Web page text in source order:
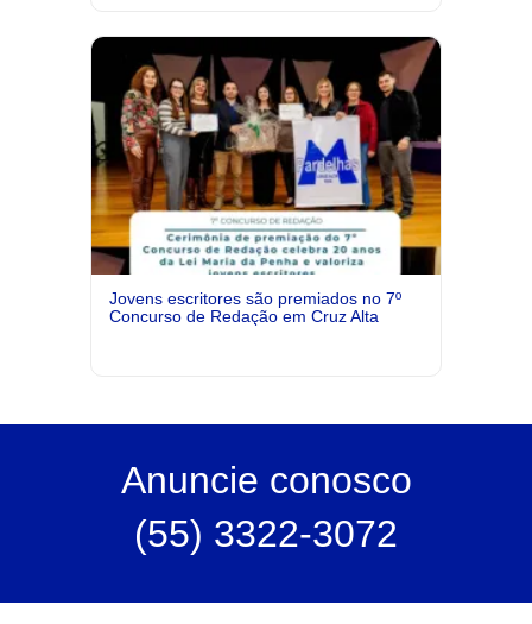
Jovens escritores são premiados no 7º
Concurso de Redação em Cruz Alta
Anuncie conosco
(55) 3322-3072